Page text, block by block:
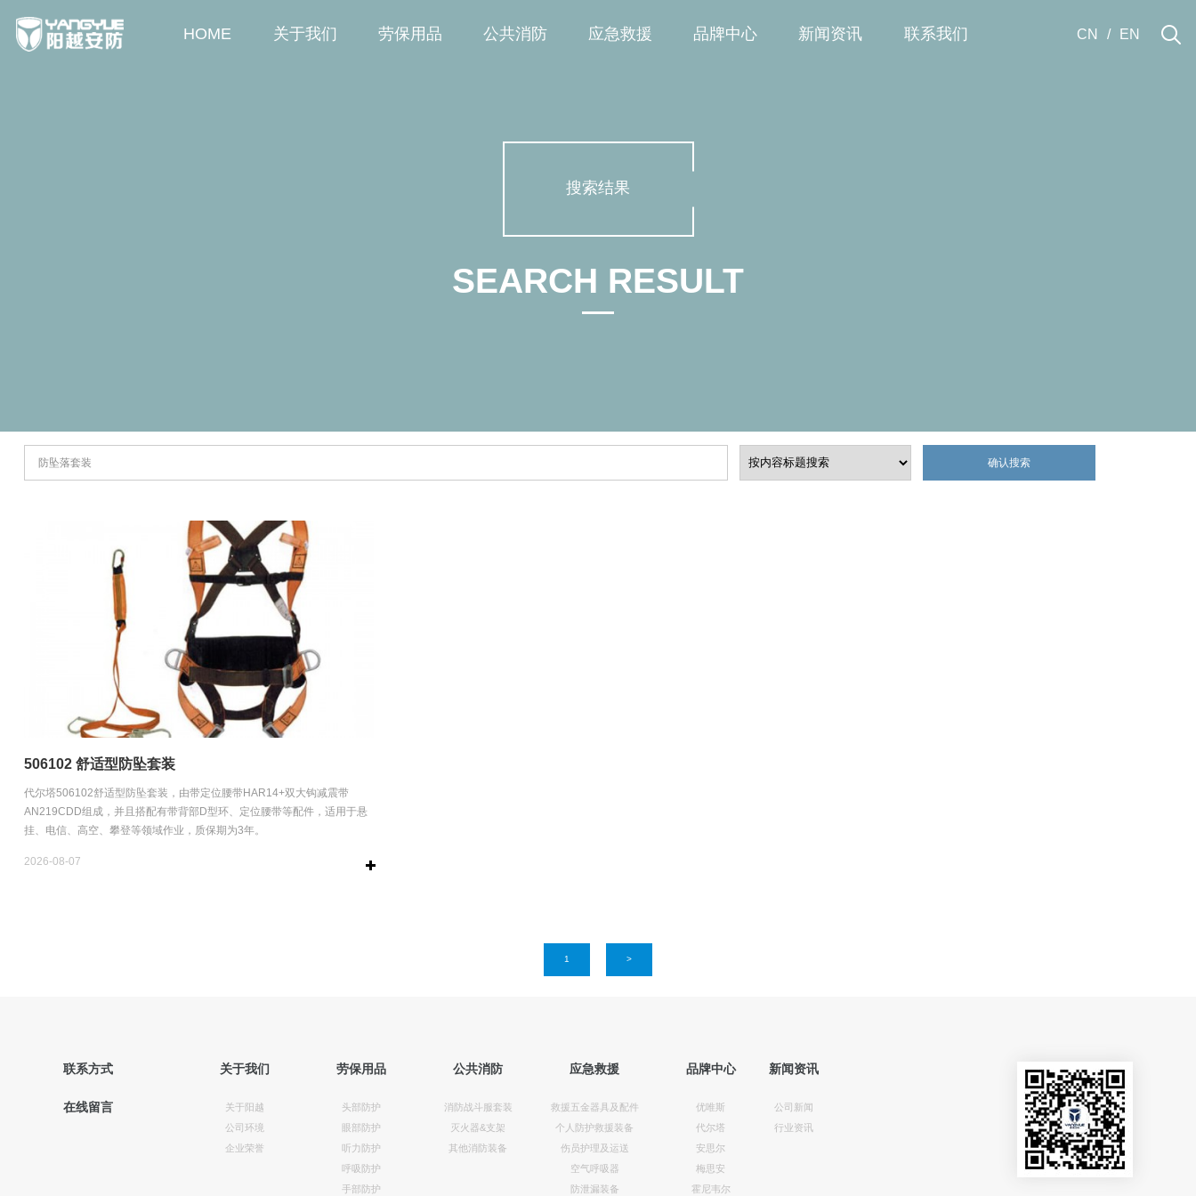
HOME 关于我们 劳保用品 公共消防 应急救援 品牌中心 新闻资讯 联系我们 CN / EN
搜索结果
SEARCH RESULT
506102 舒适型防坠套装
代尔塔506102舒适型防坠套装，由带定位腰带HAR14+双大钩减震带
AN219CDD组成，并且搭配有带背部D型环、定位腰带等配件，适用于悬
挂、电信、高空、攀登等领域作业，质保期为3年。
2026-08-07
1 >
联系方式
在线留言
关于我们
关于阳越
公司环境
企业荣誉
劳保用品
头部防护
眼部防护
听力防护
呼吸防护
手部防护
公共消防
消防战斗服套装
灭火器&支架
其他消防装备
应急救援
救援五金器具及配件
个人防护救援装备
伤员护理及运送
空气呼吸器
防泄漏装备
品牌中心
优唯斯
代尔塔
安思尔
梅思安
霍尼韦尔
新闻资讯
公司新闻
行业资讯